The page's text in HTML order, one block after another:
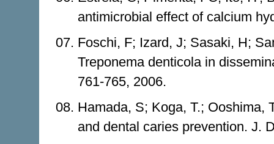
antimicrobial effect of calcium
Foschi, F; Izard, J; Sasaki, H;
Treponema denticola in
761-765, 2006.
Hamada, S; Koga, T.; Ooshima,
and dental caries prevention. J.